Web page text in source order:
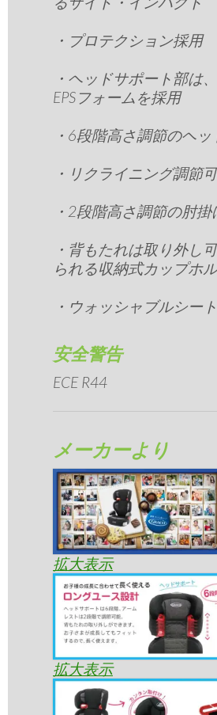
・プロテクション採用
・ヘッドサポート部は
EPSフォームを採用
・6段階高さ調節のヘッ
・リクライニング調節
・2段階高さ調節の肘掛
・背もたれは取り外し
られる収納式カップホ
・ウォッシャブルシート
安全警告
ECE R44
メーカーより
拡大表示
拡大表示